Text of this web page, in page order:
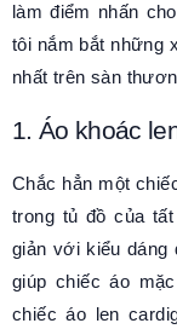
làm điểm nhấn
tôi nắm bắt những
nhất trên sàn
1. Áo khoác
Chắc hẳn một
trong tủ đồ của
giản với kiểu
giúp chiếc áo
chiếc áo len